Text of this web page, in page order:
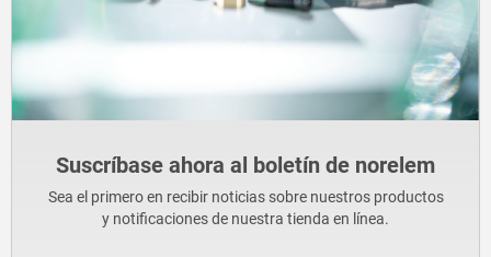
Suscríbase ahora al boletín de norelem
Sea el primero en recibir noticias sobre nuestros productos
y notificaciones de nuestra tienda en línea.